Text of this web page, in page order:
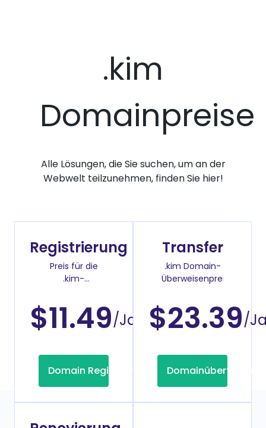
.kim
Domainpreise
Alle Lösungen, die Sie suchen, um an der
Webwelt teilzunehmen, finden Sie hier!
Registrierung
Preis für die
.kim-
$11.49/Jahr
Domain Registrierung
Transfer
.kim Domain-
Überweisenpreis
$23.39/
Domainübertragung